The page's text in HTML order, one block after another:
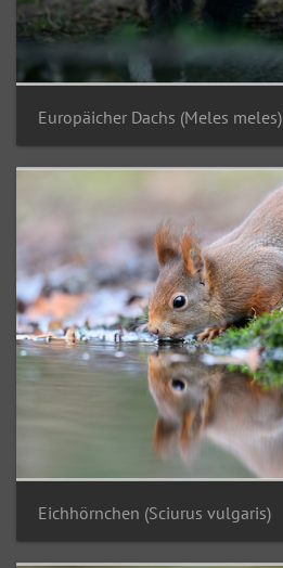
Europäicher Dachs (Meles meles)
Eichhörnchen (Sciurus vulgaris)